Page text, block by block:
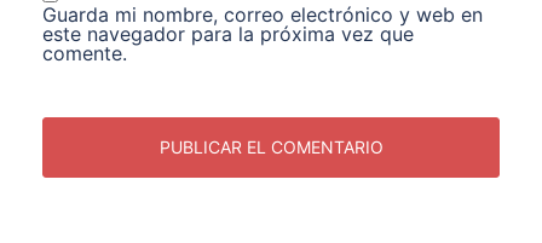
Guarda mi nombre, correo electrónico y web en
este navegador para la próxima vez que
comente.